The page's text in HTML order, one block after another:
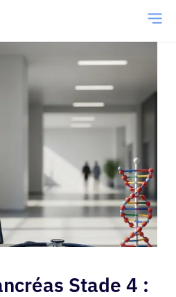
Stade 4 :